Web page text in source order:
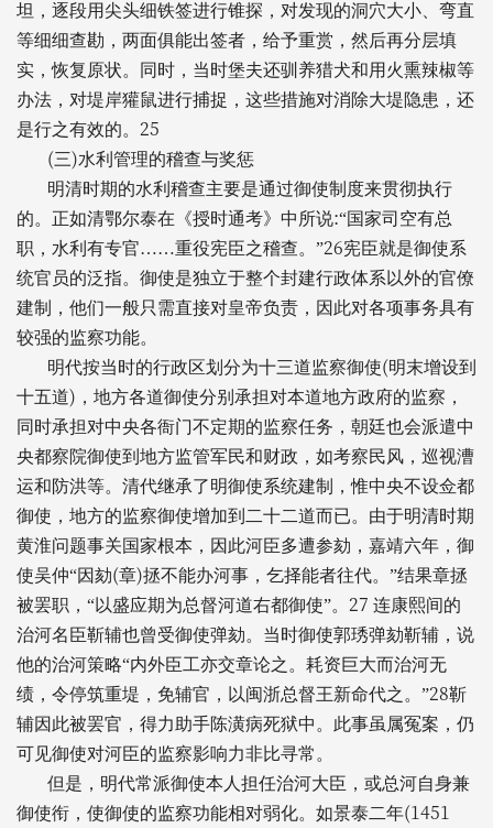
坦，逐段用尖头细铁签进行锥探，对发现的洞穴大小、弯直
等细细查勘，两面俱能出签者，给予重赏，然后再分层填
实，恢复原状。同时，当时堡夫还驯养猎犬和用火熏辣椒等
办法，对堤岸獾鼠进行捕捉，这些措施对消除大堤隐患，还
是行之有效的。 25
(三)水利管理的稽查与奖惩
明清时期的水利稽查主要是通过御使制度来贯彻执行
的。正如清鄂尔泰在《授时通考》中所说:“国家司空有总
职，水利有专官……重役宪臣之稽查。”26宪臣就是御使系
统官员的泛指。御使是独立于整个封建行政体系以外的官僚
建制，他们一般只需直接对皇帝负责，因此对各项事务具有
较强的监察功能。
明代按当时的行政区划分为十三道监察御使(明末增设到
十五道) ，地方各道御使分别承担对本道地方政府的监察，
同时承担对中央各衙门不定期的监察任务，朝廷也会派遣中
央都察院御使到地方监管军民和财政，如考察民风，巡视漕
运和防洪等。清代继承了明御使系统建制，惟中央不设佥都
御使，地方的监察御使增加到二十二道而已。由于明清时期
黄淮问题事关国家根本，因此河臣多遭参劾，嘉靖六年，御
使吴仲“因劾(章)拯不能办河事，乞择能者往代。”结果章拯
被罢职，“以盛应期为总督河道右都御使”。 27 连康熙间的
治河名臣靳辅也曾受御使弹劾。当时御使郭琇弹劾靳辅，说
他的治河策略“内外臣工亦交章论之。耗资巨大而治河无
绩，令停筑重堤，免辅官，以闽浙总督王新命代之。”28靳
辅因此被罢官，得力助手陈潢病死狱中。此事虽属冤案，仍
可见御使对河臣的监察影响力非比寻常。
但是，明代常派御使本人担任治河大臣，或总河自身兼
御使衔，使御使的监察功能相对弱化。如景泰二年(1451